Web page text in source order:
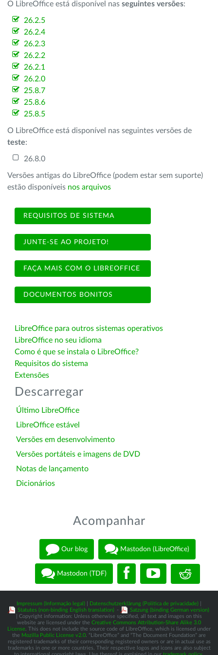
O LibreOffice está disponível nas seguintes versões:
26.2.5
26.2.4
26.2.3
26.2.2
26.2.1
26.2.0
25.8.7
25.8.6
25.8.5
O LibreOffice está disponível nas seguintes versões de
teste:
26.8.0
Versões antigas do LibreOffice (podem estar sem suporte)
estão disponíveis nos arquivos
REQUISITOS DE SISTEMA
JUNTE-SE AO PROJETO!
FAÇA MAIS COM O LIBREOFFICE
DOCUMENTOS BONITOS
LibreOffice para outros sistemas operativos
LibreOffice no seu idioma
Como é que se instala o LibreOffice?
Requisitos do sistema
Extensões
Descarregar
Último LibreOffice
LibreOffice estável
Versões em desenvolvimento
Versões portáteis e imagens de DVD
Notas de lançamento
Dicionários
Acompanhar
Our blog Mastodon (LibreOffice)
Mastodon (TDF)
Impressum (Informação legal) Datenschutzerklärung (Política de privacidade)
Statutes (non-binding English translation) -
Satzung (binding German version)
| Copyright information: Unless otherwise specified, all text and images on this
website are licensed under the Creative Commons Attribution-Share Alike 3.0
License . This does not include the source code of LibreOffice, which is licensed under
the Mozilla Public License v2.0 . “LibreOffice” and “The Document Foundation” are
registered trademarks of their corresponding registered owners or are in actual use as
trademarks in one or more countries. Their respective logos and icons are also subject